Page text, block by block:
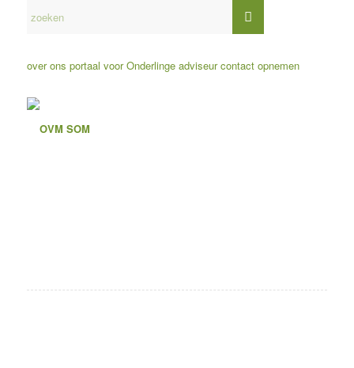
over ons portaal voor Onderlinge adviseur contact opnemen